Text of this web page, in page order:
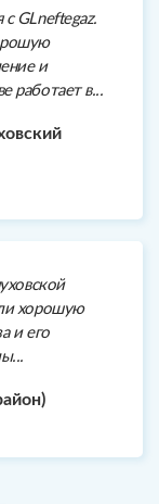
GLneftegaz.
и
работает в...
хорошую
и его